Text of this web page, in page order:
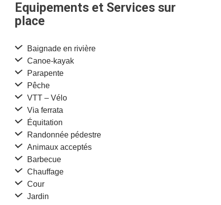
Equipements et Services sur
place
Baignade en rivière
Canoe-kayak
Parapente
Pêche
VTT – Vélo
Via ferrata
Équitation
Randonnée pédestre
Animaux acceptés
Barbecue
Chauffage
Cour
Jardin